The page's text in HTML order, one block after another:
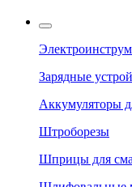
Зарядные
Аккумуляторы
Штроборезы
Шприцы для